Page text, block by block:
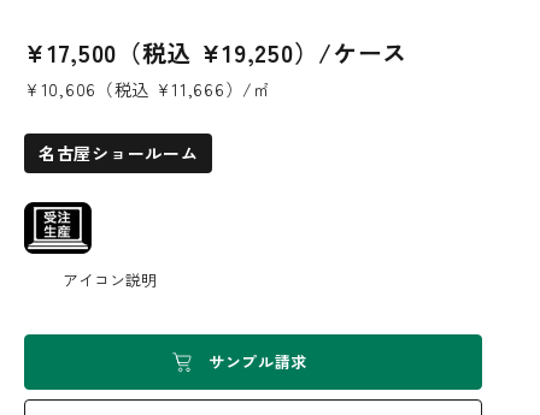
¥17,500（税込 ¥19,250）/ケース
¥10,606（税込 ¥11,666）/㎡
名古屋ショールーム
アイコン説明
サンプル請求